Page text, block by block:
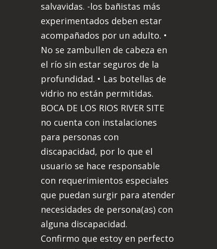
salvavidas. -los bañistas más
experimentados deben estar
acompañados por un adulto. •
No se zambullen de cabeza en
el río sin estar seguros de la
profundidad. • Las botellas de
vidrio no están permitidas.
BOCA DE LOS RIOS RIVER SITE
no cuenta con instalaciones
para personas con
discapacidad, por lo que el
usuario se hace responsable
con requerimientos especiales
que puedan surgir para atender
necesidades de persona(as) con
alguna discapacidad.
Confirmo que estoy en perfecto